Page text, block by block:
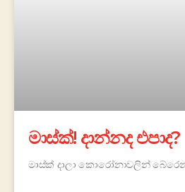
මාස්ක්! දාන්නද එපාද?
මාස්ක් දාලා කොරෝනාවලින්